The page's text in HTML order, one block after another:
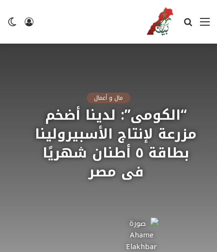
تسجيل
القائمة بحث
مال و أعمال
“الكومى”: لدينا أضخم
مزرعة لإنتاج الأسبيرولينا
بطاقة ٥ أطنان شهريًا
فى مصر